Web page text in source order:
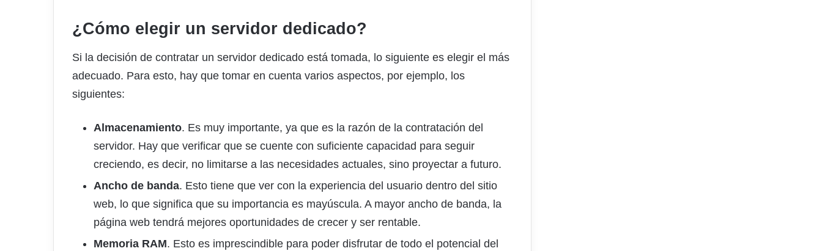
¿Cómo elegir un servidor dedicado?
Si la decisión de contratar un servidor dedicado está tomada, lo siguiente es elegir el más
adecuado. Para esto, hay que tomar en cuenta varios aspectos, por ejemplo, los
siguientes:
Almacenamiento. Es muy importante, ya que es la razón de la contratación del
servidor. Hay que verificar que se cuente con suficiente capacidad para seguir
creciendo, es decir, no limitarse a las necesidades actuales, sino proyectar a futuro.
Ancho de banda. Esto tiene que ver con la experiencia del usuario dentro del sitio
web, lo que significa que su importancia es mayúscula. A mayor ancho de banda, la
página web tendrá mejores oportunidades de crecer y ser rentable.
Memoria RAM. Esto es imprescindible para poder disfrutar de todo el potencial del